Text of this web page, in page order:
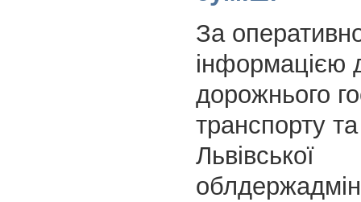
За
інформацією
дорожнього
транспорту та
Львівської